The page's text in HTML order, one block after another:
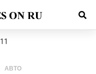
11
АВТО